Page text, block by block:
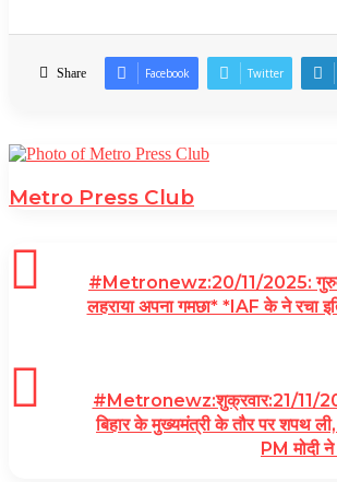
Share Facebook Twitter
Metro Press Club
#Metronewz:20/11/2025: गुरुवार
लहराया अपना गमछा* *IAF के ने रचा
#Metronewz:शुक्रवार:21/11/
बिहार के मुख्यमंत्री के तौर पर शपथ
PM मोदी